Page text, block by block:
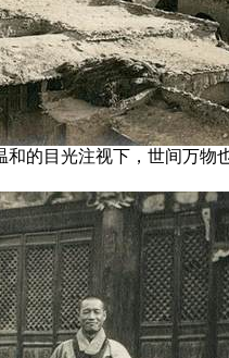
和的目光注视下，世间万